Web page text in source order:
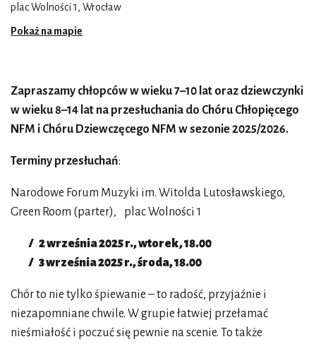
plac Wolności 1, Wrocław
Pokaż na mapie
Zapraszamy chłopców w wieku 7–10 lat oraz dziewczynki
w wieku 8–14 lat na przesłuchania do Chóru Chłopięcego
NFM i Chóru Dziewczęcego NFM w sezonie 2025/2026.
Terminy przesłuchań:
Narodowe Forum Muzyki im. Witolda Lutosławskiego,
Green Room (parter), plac Wolności 1
2 września 2025 r., wtorek, 18.00
3 września 2025 r., środa, 18.00
Chór to nie tylko śpiewanie – to radość, przyjaźnie i
niezapomniane chwile. W grupie łatwiej przełamać
nieśmiałość i poczuć się pewnie na scenie. To także